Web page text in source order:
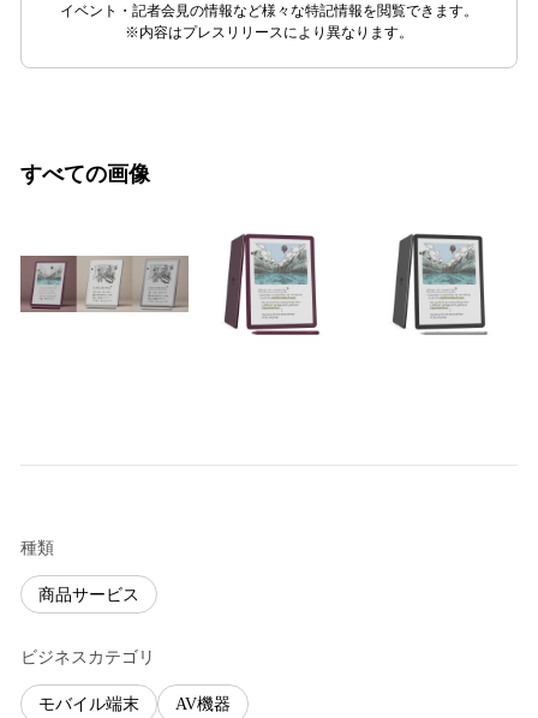
イベント・記者会見の情報など様々な特記情報を閲覧できます。
※内容はプレスリリースにより異なります。
すべての画像
種類
商品サービス
ビジネスカテゴリ
モバイル端末 AV機器